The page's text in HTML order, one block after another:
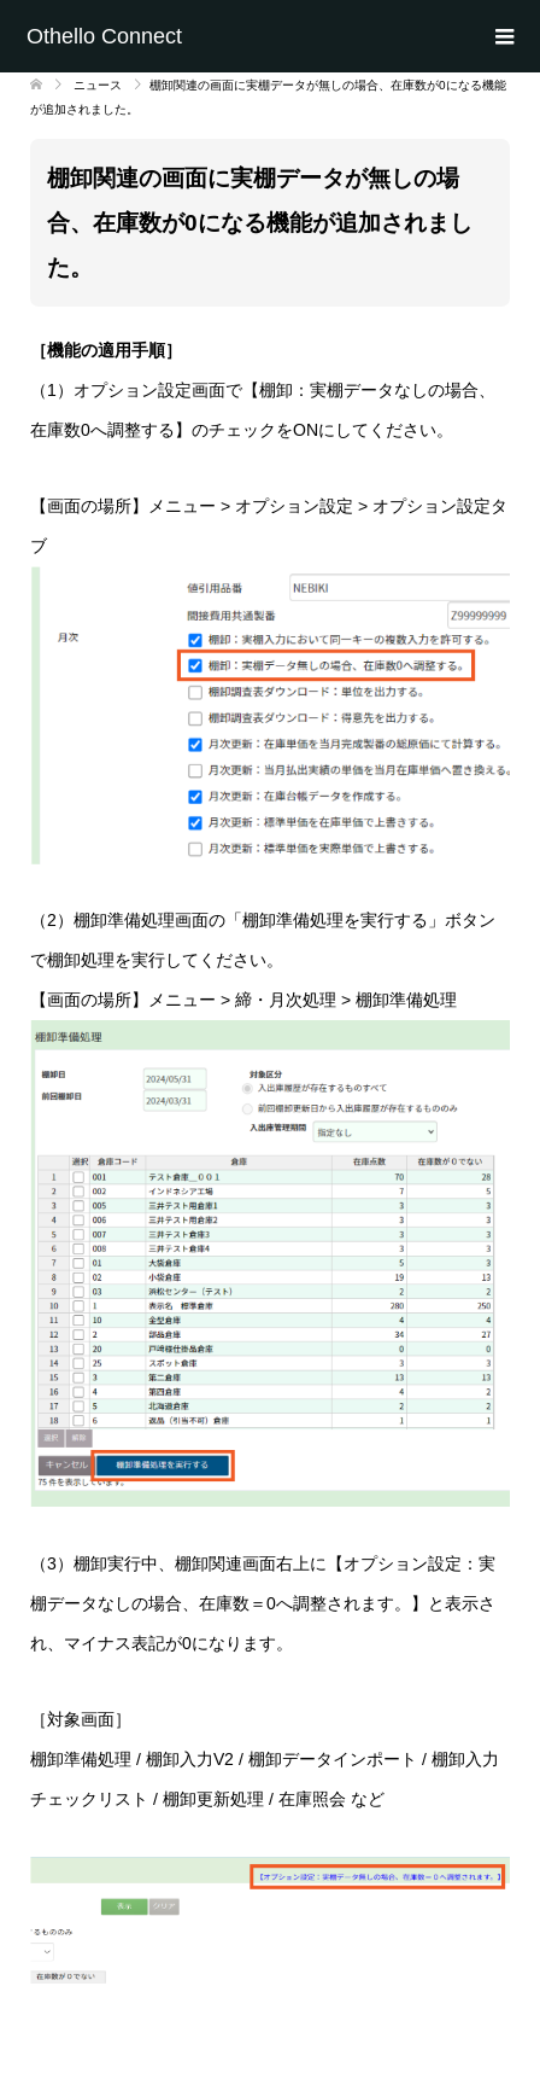
Othello Connect
ニュース
棚卸関連の画面に実棚データが無しの場合、在庫数が0になる機能
が追加されました。
棚卸関連の画面に実棚データが無しの場
合、在庫数が0になる機能が追加されまし
た。
［機能の適用手順］
（1）オプション設定画面で【棚卸：実棚データなしの場合、
在庫数0へ調整する】のチェックをONにしてください。
【画面の場所】メニュー > オプション設定 > オプション設定タ
ブ
（2）棚卸準備処理画面の「棚卸準備処理を実行する」ボタン
で棚卸処理を実行してください。
【画面の場所】メニュー > 締・月次処理 > 棚卸準備処理
（3）棚卸実行中、棚卸関連画面右上に【オプション設定：実
棚データなしの場合、在庫数＝0へ調整されます。】と表示さ
れ、マイナス表記が0になります。
［対象画面］
棚卸準備処理 / 棚卸入力V2 / 棚卸データインポート / 棚卸入力
チェックリスト / 棚卸更新処理 / 在庫照会 など